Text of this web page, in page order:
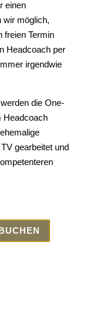
einen
wir möglich,
freien Termin
Headcoach per
irgendwie
die One-
Headcoach
gearbeitet und